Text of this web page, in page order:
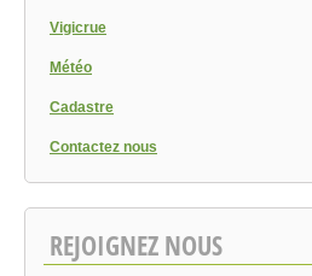
Vigicrue
Météo
Cadastre
Contactez nous
REJOIGNEZ NOUS